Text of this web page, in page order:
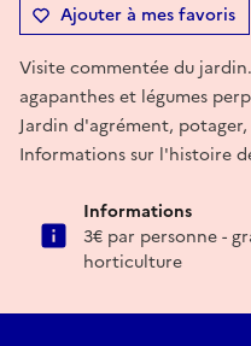
Ajouter à mes favoris
Visite commentée du
agapanthes et légumes
Jardin d'agrément,
Informations sur l'histoire
Informations
3€ par personne -
horticulture